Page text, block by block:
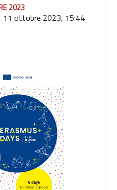
2023
11 ottobre 2023, 15:44